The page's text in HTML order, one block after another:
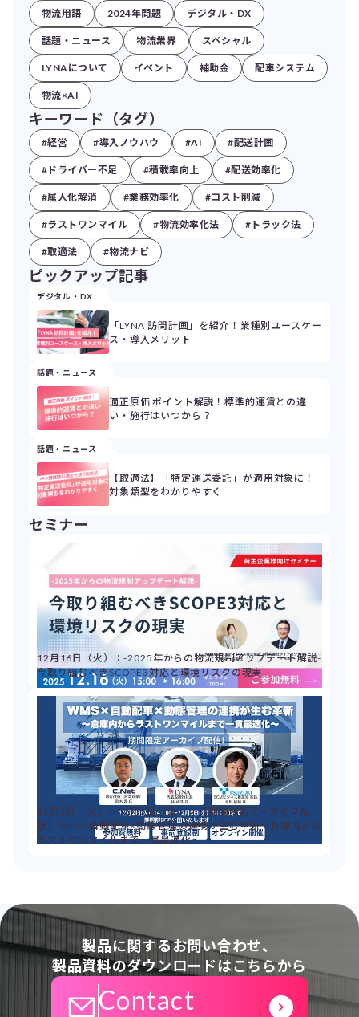
物流用語 2024年問題 デジタル・DX
話題・ニュース 物流業界 スペシャル
LYNAについて イベント 補助金 配車システム
物流×AI
キーワード（タグ）
#経営 #導入ノウハウ #AI #配送計画
#ドライバー不足 #積載率向上 #配送効率化
#属人化解消 #業務効率化 #コスト削減
#ラストワンマイル #物流効率化法 #トラック法
#取適法 #物流ナビ
ピックアップ記事
デジタル・DX
「LYNA 訪問計画」を紹介！業種別ユースケー
ス・導入メリット
話題・ニュース
適正原価 ポイント解説！標準的運賃との違
い・施行はいつから？
話題・ニュース
【取適法】「特定運送委託」が適用対象に！
対象類型をわかりやすく
セミナー
12月16日（火）：-2025年からの物流規制アップデート解説-
今取り組むべきSCOPE3対応と環境リスクの現実
12月2日（火）～12月5日（金）：【期間限定アーカイブ配
信】WMS×自動配車×動態管理の連携が生む革新～倉庫内から
ラストワンマイルまで一貫最適化～
製品に関するお問い合わせ、
製品資料のダウンロードはこちらから
Contact